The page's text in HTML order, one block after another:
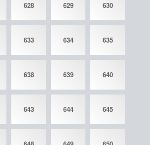
628 629 630
633 634 635
638 639 640
643 644 645